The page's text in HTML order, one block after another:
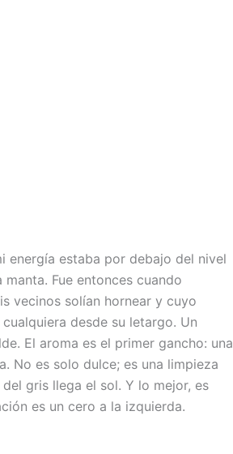
energía estaba por debajo del nivel
Fue entonces cuando
vecinos solían hornear y cuyo
desde su letargo. Un
El aroma es el primer gancho: una
No es solo dulce; es una limpieza
gris llega el sol. Y lo mejor, es
es un cero a la izquierda.